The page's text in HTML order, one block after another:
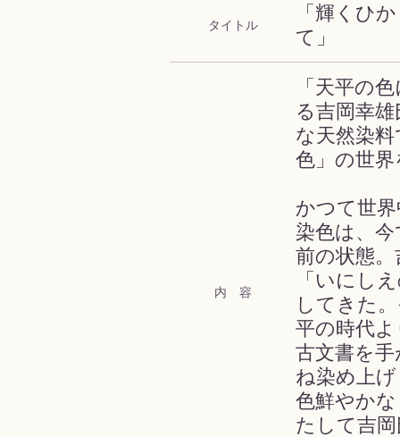
タイトル
「輝くひ
て」
内 容
「天平の
る吉岡幸
な天然染
色」の世
かつて世
染色は、
前の状態
「いにし
してきた
平の時代
古文書を
ね染め上
色鮮やか
たして吉